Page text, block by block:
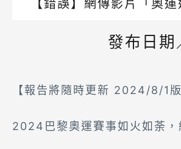
【錯誤】網傳影片「奧
發布日
【報告將隨時更新 2024/8/1版
2024巴黎奧運賽事如火如荼，